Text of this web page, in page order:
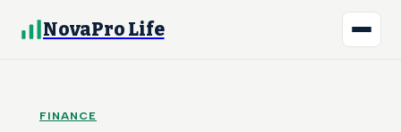
NovaPro Life
FINANCE